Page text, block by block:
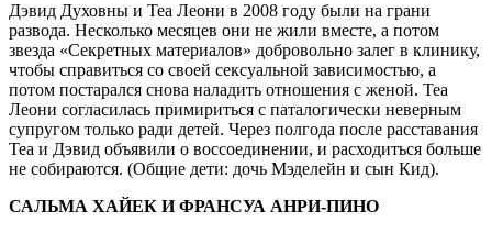
Дэвид Духовны и Теа Леони в 2008 году были на грани
развода. Несколько месяцев они не жили вместе, а потом
звезда «Секретных материалов» добровольно залег в клинику,
чтобы справиться со своей сексуальной зависимостью, а
потом постарался снова наладить отношения с женой. Теа
Леони согласилась примириться с паталогически неверным
супругом только ради детей. Через полгода после расставания
Теа и Дэвид объявили о воссоединении, и расходиться больше
не собираются. (Общие дети: дочь Мэделейн и сын Кид).
САЛЬМА ХАЙЕК И ФРАНСУА АНРИ-ПИНО